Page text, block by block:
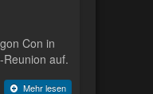
Con in
auf.
Mehr lesen